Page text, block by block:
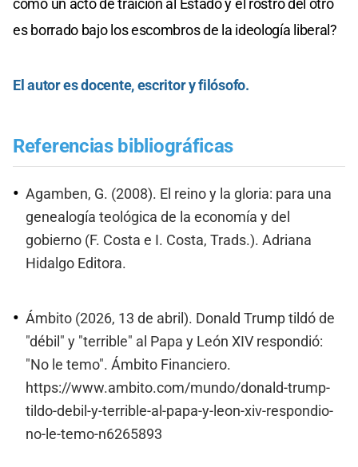
es borrado bajo los escombros de la ideología liberal?
El autor es docente, escritor y filósofo.
Referencias bibliográficas
Agamben, G. (2008). El reino y la gloria: para una
genealogía teológica de la economía y del
gobierno (F. Costa e I. Costa, Trads.). Adriana
Hidalgo Editora.
Ámbito (2026, 13 de abril). Donald Trump tildó de
"débil" y "terrible" al Papa y León XIV respondió:
"No le temo". Ámbito Financiero.
https://www.ambito.com/mundo/donald-trump-
tildo-debil-y-terrible-al-papa-y-leon-xiv-respondio-
no-le-temo-n6265893